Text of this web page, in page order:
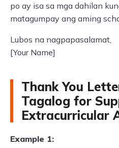
po ay isa sa mga dahilan
matagumpay ang aming
Lubos na nagpapasalamat,
[Your Name]
Thank You
Tagalog for
Extracurricular
Example 1: